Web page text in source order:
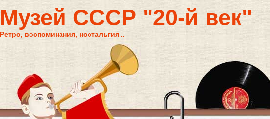
Музей СССР "20-й век"
Ретро, воспоминания, ностальгия...